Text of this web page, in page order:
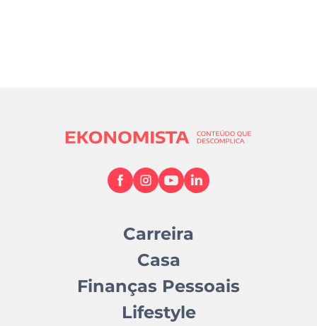
Carreira
Casa
Finanças Pessoais
Lifestyle